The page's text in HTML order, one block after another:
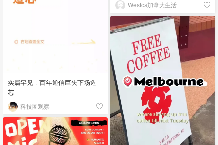
Westca加拿大生活
实属罕见！百年通信巨头下场造
芯
科技圈观察